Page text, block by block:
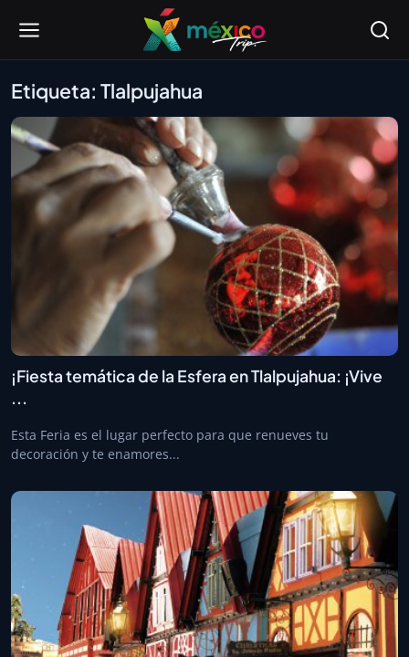
Etiqueta: Tlalpujahua
¡Fiesta temática de la Esfera en Tlalpujahua: ¡Vive
...
Esta Feria es el lugar perfecto para que renueves tu
decoración y te enamores...